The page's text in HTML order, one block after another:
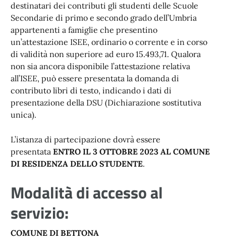
destinatari dei contributi gli studenti delle Scuole
Secondarie di primo e secondo grado dell’Umbria
appartenenti a famiglie che presentino
un’attestazione ISEE, ordinario o corrente e in corso
di validità non superiore ad euro 15.493,71. Qualora
non sia ancora disponibile l’attestazione relativa
all’ISEE, può essere presentata la domanda di
contributo libri di testo, indicando i dati di
presentazione della DSU (Dichiarazione sostitutiva
unica).
L’istanza di partecipazione dovrà essere
presentata ENTRO IL 3 OTTOBRE 2023 AL COMUNE
DI RESIDENZA DELLO STUDENTE.
Modalità di accesso al
servizio:
COMUNE DI BETTONA